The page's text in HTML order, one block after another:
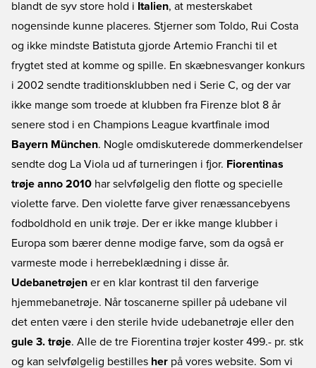
blandt de syv store hold i Italien, at mesterskabet
nogensinde kunne placeres. Stjerner som Toldo, Rui Costa
og ikke mindste Batistuta gjorde Artemio Franchi til et
frygtet sted at komme og spille. En skæbnesvanger konkurs
i 2002 sendte traditionsklubben ned i Serie C, og der var
ikke mange som troede at klubben fra Firenze blot 8 år
senere stod i en Champions League kvartfinale imod
Bayern München. Nogle omdiskuterede dommerkendelser
sendte dog La Viola ud af turneringen i fjor. Fiorentinas
trøje anno 2010 har selvfølgelig den flotte og specielle
violette farve. Den violette farve giver renæssancebyens
fodboldhold en unik trøje. Der er ikke mange klubber i
Europa som bærer denne modige farve, som da også er
varmeste mode i herrebeklædning i disse år.
Udebanetrøjen er en klar kontrast til den farverige
hjemmebanetrøje. Når toscanerne spiller på udebane vil
det enten være i den sterile hvide udebanetrøje eller den
gule 3. trøje. Alle de tre Fiorentina trøjer koster 499.- pr. stk
og kan selvfølgelig bestilles her på vores website. Som vi